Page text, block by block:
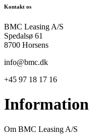
Kontakt os
BMC Leasing A/S
Spedalsø 61
8700 Horsens
info@bmc.dk
+45 97 18 17 16
Information
Om BMC Leasing A/S